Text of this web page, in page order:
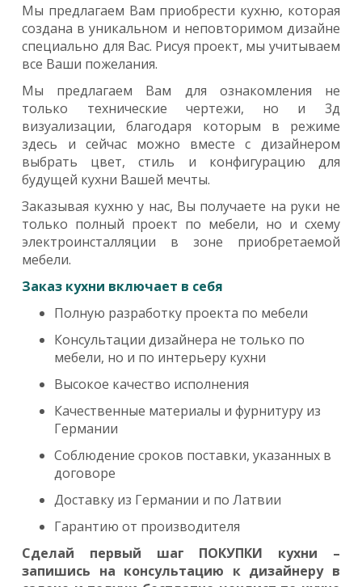
Мы предлагаем Вам приобрести кухню, которая
создана в уникальном и неповторимом дизайне
специально для Вас. Рисуя проект, мы учитываем
все Ваши пожелания.
Мы предлагаем Вам для ознакомления не
только технические чертежи, но и 3д
визуализации, благодаря которым в режиме
здесь и сейчас можно вместе с дизайнером
выбрать цвет, стиль и конфигурацию для
будущей кухни Вашей мечты.
Заказывая кухню у нас, Вы получаете на руки не
только полный проект по мебели, но и схему
электроинсталляции в зоне приобретаемой
мебели.
Заказ кухни включает в себя
Полную разработку проекта по мебели
Консультации дизайнера не только по
мебели, но и по интерьеру кухни
Высокое качество исполнения
Качественные материалы и фурнитуру из
Германии
Соблюдение сроков поставки, указанных в
договоре
Доставку из Германии и по Латвии
Гарантию от производителя
Сделай первый шаг ПОКУПКИ кухни –
запишись на консультацию к дизайнеру в